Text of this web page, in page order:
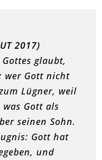
2017)
glaubt,
wer Gott nicht
Lügner, weil
Gott als
seinen Sohn.
Gott hat
und